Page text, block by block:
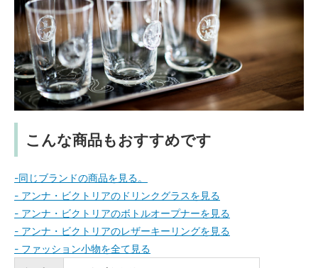
こんな商品もおすすめです
-同じブランドの商品を見る。
- アンナ・ビクトリアのドリンクグラスを見る
- アンナ・ビクトリアのボトルオープナーを見る
- アンナ・ビクトリアのレザーキーリングを見る
- ファッション小物を全て見る